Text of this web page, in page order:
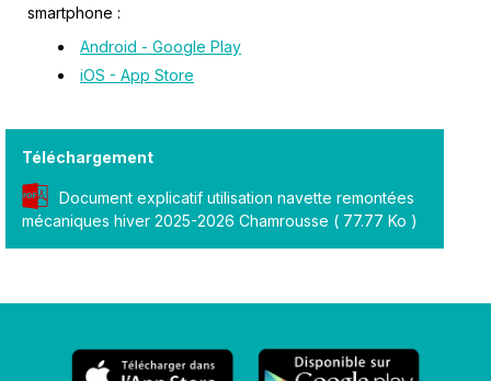
smartphone :
Android - Google Play
iOS - App Store
Téléchargement
Document explicatif utilisation navette remontées
mécaniques hiver 2025-2026 Chamrousse ( 77.77 Ko )